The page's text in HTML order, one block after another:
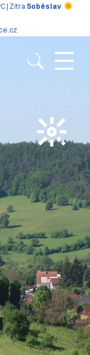
| Zítra Soběslav